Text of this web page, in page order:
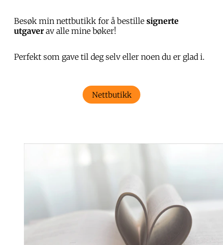
Besøk min nettbutikk for å bestille signerte
utgaverav alle mine bøker!
Perfekt som gave til deg selv eller noen du er glad i.
Nettbutikk